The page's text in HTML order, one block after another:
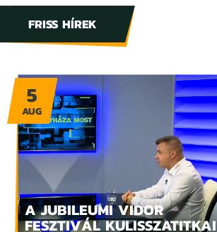
FRISS HÍREK
A JUBILEUMI VIDOR
FESZTIVÁL KULISSZATITKAI
5
AUG